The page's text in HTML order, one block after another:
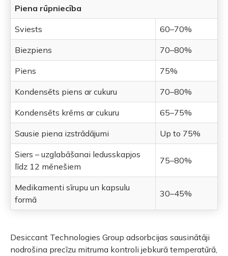
Piena rūpniecība
Sviests 60–70%
Biezpiens 70–80%
Piens 75%
Kondensēts piens ar cukuru 70–80%
Kondensēts krēms ar cukuru 65–75%
Sausie piena izstrādājumi Up to 75%
Siers – uzglabāšanai ledusskapjos
līdz 12 mēnešiem
75–80%
Medikamenti sīrupu un kapsulu
formā
30–45%
Desiccant Technologies Group adsorbcijas sausinātāji
nodrošina precīzu mitruma kontroli jebkurā temperatūrā,